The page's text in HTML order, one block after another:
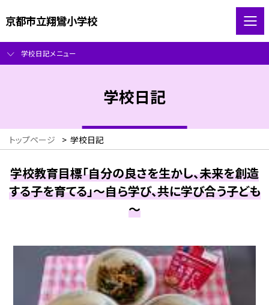
京都市立翔鸞小学校
学校日記メニュー
学校日記
トップページ > 学校日記
学校教育目標「自分の良さを生かし、未来を創造
する子を育てる」～自ら学び、共に学び合う子ども
～